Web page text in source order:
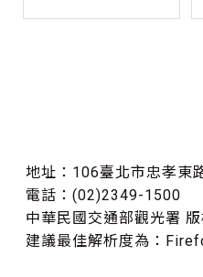
地址：106臺北市忠孝東
電話：(02)2349-1500
中華民國交通部觀光署
建議最佳解析度為：